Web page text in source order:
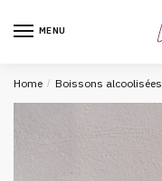
MENU
Home / Boissons alcoolisées